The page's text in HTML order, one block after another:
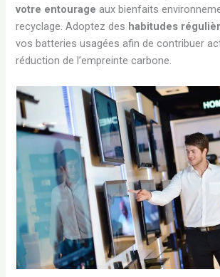
votre entourage aux bienfaits
recyclage. Adoptez des habitudes
vos batteries usagées afin de contribuer
réduction de l’empreinte carbone.